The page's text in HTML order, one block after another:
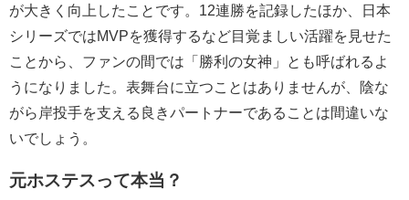
が大きく向上したことです。12連勝を記録したほか、日本
シリーズではMVPを獲得するなど目覚ましい活躍を見せた
ことから、ファンの間では「勝利の女神」とも呼ばれるよ
うになりました。表舞台に立つことはありませんが、陰な
がら岸投手を支える良きパートナーであることは間違いな
いでしょう。
元ホステスって本当？